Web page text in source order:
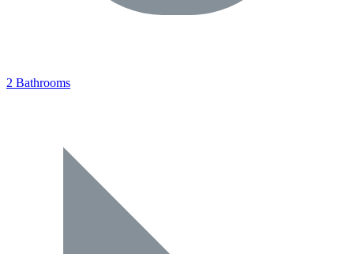
2 Bathrooms